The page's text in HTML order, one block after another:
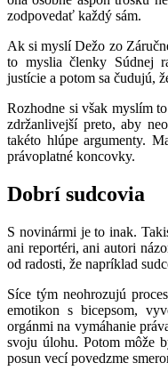
zodpovedať každý sám.
Ak si myslí Dežo zo
to myslia členky Súdnej
justície a potom sa čudujú,
Rozhodne si však myslím
zdržanlivejší preto, aby
takéto hlúpe argumenty.
právoplatné koncovky.
Dobrí sudcovia
S novinármi je to inak.
ani reportéri, ani autori
od radosti, že napríklad
Síce tým neohrozujú
emotikon s bicepsom,
orgánmi na vymáhanie
svoju úlohu. Potom môže
posun vecí povedzme